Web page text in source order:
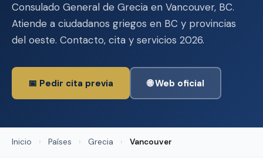
Consulado General de Grecia en Vancouver, BC.
Atiende a ciudadanos griegos en BC y provincias
del oeste. Contacto, cita y servicios 2026.
📅 Pedir cita previa 🌐 Web oficial
Inicio › Países › Grecia › Vancouver